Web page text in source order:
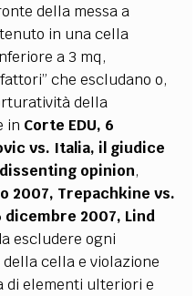
della messa a
in una cella
a 3 mq,
che escludano o,
della
in Corte EDU, 6
vs. Italia, il giudice
opinion,
2007, Trepachkine vs.
dicembre 2007, Lind
escludere ogni
cella e violazione
di elementi ulteriori e